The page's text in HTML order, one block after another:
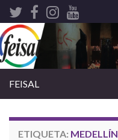
FEISAL
ETIQUETA: MEDELLÍN